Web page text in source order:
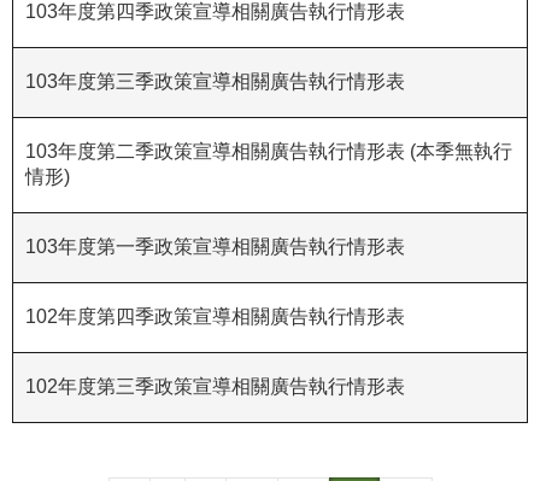
資
料
開
放
隱
私
護
政
103年度第四季政策宣導相關廣告執行情形表
103年度第三季政策宣導相關廣告執行情形表
103年度第二季政策宣導相關廣告執行情形表 (本季無執行
情形)
103年度第一季政策宣導相關廣告執行情形表
102年度第四季政策宣導相關廣告執行情形表
102年度第三季政策宣導相關廣告執行情形表